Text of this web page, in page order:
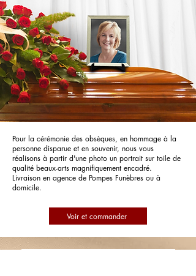
Pour la cérémonie des obsèques, en hommage à la
personne disparue et en souvenir, nous vous
réalisons à partir d'une photo un portrait sur toile de
qualité beaux-arts magnifiquement encadré.
Livraison en agence de Pompes Funèbres ou à
domicile.
Voir et commander